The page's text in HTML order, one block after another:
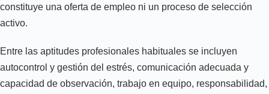
constituye una oferta de empleo ni un proceso de selección
activo.
Entre las aptitudes profesionales habituales se incluyen
autocontrol y gestión del estrés, comunicación adecuada y
capacidad de observación, trabajo en equipo, responsabilidad,